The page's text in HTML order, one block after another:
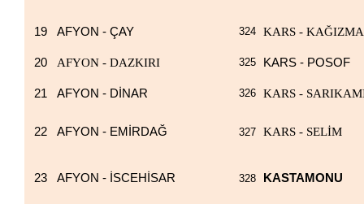
19 AFYON - ÇAY 324 KARS -
20 AFYON - DAZKIRI 325 KARS - POSOF
21 AFYON - DİNAR 326 KARS -
22 AFYON - EMİRDAĞ 327 KARS - SELİM
23 AFYON - İSCEHİSAR 328 KASTAMONU